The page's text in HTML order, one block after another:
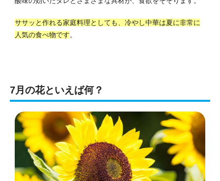
ササッと作れる家庭料理としても、冷やし中華は夏に非常に
人気の食べ物です。
7月の花といえば何？